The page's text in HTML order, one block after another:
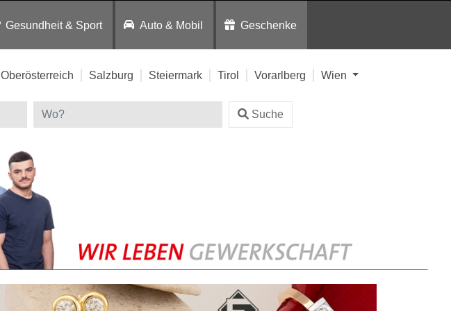
Gesundheit & Sport Auto & Mobil Geschenke
Oberösterreich Salzburg Steiermark Tirol Vorarlberg Wien
Suche